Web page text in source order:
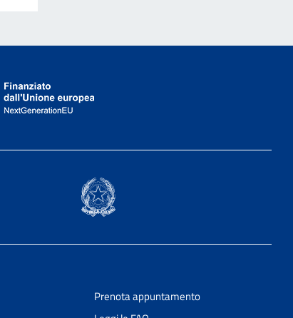
Prenota appuntamento